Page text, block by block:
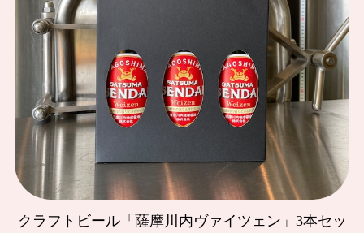
ことで、飲むのがとても楽しみです🍺ありがとうございまし
た！！
マルニ麦麹生みそ 3kg
2025/01/16
注文発注発送、早くて助かります! 我が家は、毎朝ほぼお味
噌汁なので、お味噌が美味しいって素晴らしいことなんで
す。 ありがとうございます😊
クラフトビール「薩摩川内ヴァイツェン」3本セッ